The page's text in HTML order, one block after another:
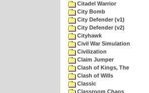
Citadel Warrior
City Bomb
City Defender (v1)
City Defender (v2)
Cityhawk
Civil War Simulation
Civilization
Claim Jumper
Clash of Kings, The
Clash of Wills
Classic
Classroom Chaos